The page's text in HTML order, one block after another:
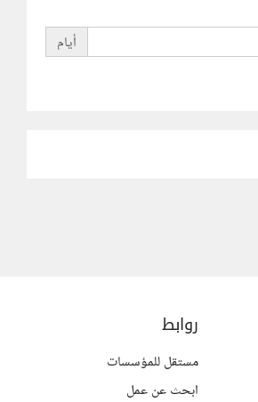
أيام
روابط
مستقل للمؤسسات
ابحث عن عمل